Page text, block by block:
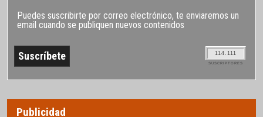
Puedes suscribirte por correo electrónico, te enviaremos un
email cuando se publiquen nuevos contenidos
114.111
SUSCRIPTORES
Publicidad